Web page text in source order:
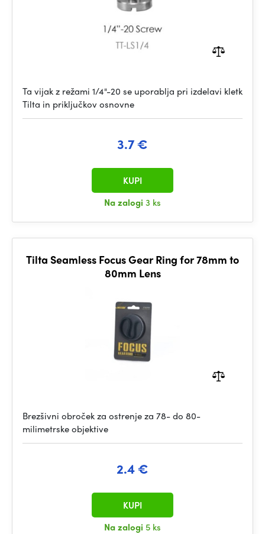
Ta vijak z režami 1/4"-20 se uporablja pri izdelavi kletk
Tilta in priključkov osnovne
3.7 €
Na zalogi 3 ks
KUPI
Tilta Seamless Focus Gear Ring for 78mm to
80mm Lens
Brezšivni obroček za ostrenje za 78- do 80-
milimetrske objektive
2.4 €
Na zalogi 5 ks
KUPI